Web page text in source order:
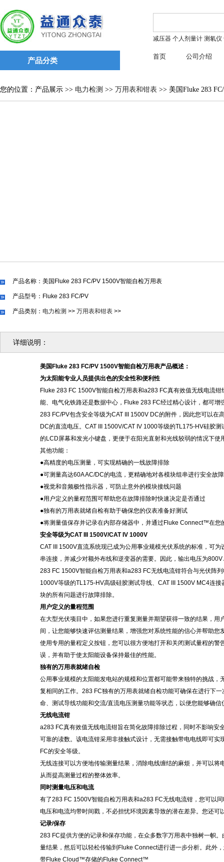
产品分类
减压器 个人剂量计 测氡仪
首页 公司介绍
您的位置：产品展示 >> 电力检测 >> 万用表和钳表 >> 美国Fluke 283
产品名称：美国Fluke 283 FC/PV 1500V智能自检万用表
产品型号：Fluke 283 FC/PV
产品类别： 电力检测 >> 万用表和钳表 >>
详细说明：
美国 Fluke 283 FC/PV 1500V智能自检万用表产品概述：
为太阳能专业人员提供出色的安全性和便利性
Fluke 283 FC 1500V智能自检万用表和a283 FC真有效值无线电流
能、电气化铁路还是数据中心，Fluke 283 FC经过精心设计，都可
283 FC/PV包含安全等级为CAT III 1500V DC的附件，因此您可以
DC的直流电压。CAT III 1500V/CAT IV 1000等级的TL175-HV硅胶
的LCD屏幕和发光小键盘，更便于在阳光直射和光线较弱的情况下
其他功能：
●高精度的电压测量，可实现精确的一线故障排除
●可测量高达60A AC/DC的电流，更精确地对各模块组串进行安全故
●视觉和音频极性指示器，可防止意外的模块接线问题
●用户定义的量程范围可帮助您在故障排除时快速决定是否通过
●独有的万用表就绪自检有助于确保您的仪表准备好测试
●将测量值保存并记录在内部存储器中，并通过Fluke Connect™在您
安全等级为CAT III 1500V/CAT IV 1000V
CAT III 1500V直流系统现已成为公用事业规模光伏系统的标准，可
串连接，并减少对额外布线和逆变器的需要。因此，输出电压为
283 FC 1500V智能自检万用表和a283 FC无线电流钳符合与光伏阵
1000V等级的TL175-HV高级硅胶测试导线、CAT III 1500V MC4连
块的所有问题进行故障排除。
用户定义的量程范围
在大型光伏项目中，如果您进行重复测量并期望获得一致的结果，
间，让您能够快速评估测量结果，增强您对系统性能的信心并帮助您
使用专用的量程定义按钮，您可以很方便地打开和关闭测试量程的
误，并有助于使太阳能设备保持最佳的性能。
独有的万用表就绪自检
公用事业规模的太阳能发电站的规模和位置都可能带来独特的挑战
复相同的工作。 283 FC独有的万用表就绪自检功能可确保在进行下
命、测试导线功能和交流/直流电压测量功能等状态，以便您能够确信
无线电流钳
a283 FC真有效值无线电流钳旨在简化故障排除过程，同时不影响
可靠的读数。该电流钳采用非接触式设计，无需接触带电电线即可
FC的安全等级。
无线连接可以方便地传输测量结果，消除电线缠结的麻烦，并可以
从而提高测量过程的整体效率。
同时测量电压和电流
有了283 FC 1500V智能自检万用表和a283 FC无线电流钳，您可以
电压和电流均带时间戳，不必担忧环境因素导致的潜在差异。您还
记录/保存
283 FC提供方便的记录和保存功能，在众多数字万用表中独树一帜
量结果，然后可以轻松传输到Fluke Connect进行进一步分析。此外
带Fluke Cloud™存储的Fluke Connect™